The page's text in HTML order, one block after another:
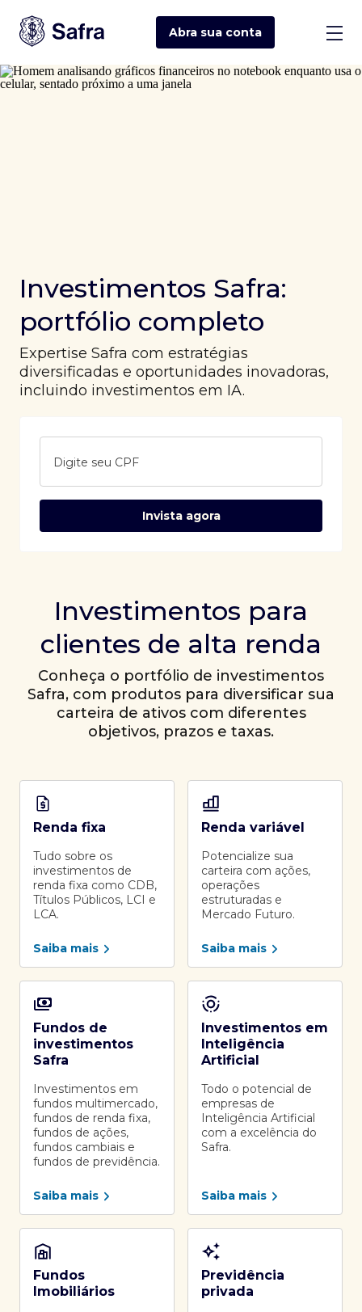
Abra sua conta
Investimentos Safra:
portfólio completo
Expertise Safra com estratégias
diversificadas e oportunidades inovadoras,
incluindo investimentos em IA.
Digite seu CPF
Invista agora
Investimentos para
clientes de alta renda
Conheça o portfólio de investimentos
Safra, com produtos para diversificar sua
carteira de ativos com diferentes
objetivos, prazos e taxas.
Renda fixa
Tudo sobre os
investimentos de
renda fixa como CDB,
Títulos Públicos, LCI e
LCA.
Saiba mais
Renda variável
Potencialize sua
carteira com ações,
operações
estruturadas e
Mercado Futuro.
Saiba mais
Fundos de
investimentos
Safra
Investimentos em
fundos multimercado,
fundos de renda fixa,
fundos de ações,
fundos cambiais e
fundos de previdência.
Saiba mais
Investimentos em
Inteligência
Artificial
Todo o potencial de
empresas de
Inteligência Artificial
com a excelência do
Safra.
Saiba mais
Fundos
Imobiliários
Previdência
privada